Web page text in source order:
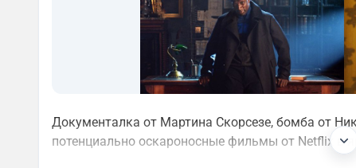
Документалка от Мартина Скорсезе, бомба от
потенциально оскароносные фильмы от Netflix в